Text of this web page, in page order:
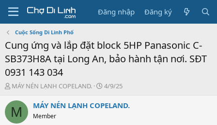
Đăng nhập Đăng ký
Cuộc Sống Di Linh Phố
Cung ứng và lắp đặt block 5HP Panasonic C-
SB373H8A tại Long An, bảo hành tận nơi. SĐT
0931 143 034
T
r
e
a
MÁY NÉN LẠNH COPELAND.
N
à
4/9/25
M MÁY NÉN LẠNH COPELAND.
Member